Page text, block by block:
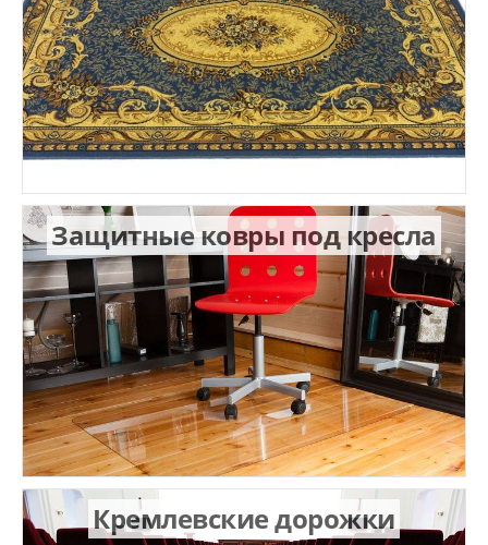
Защитные ковры под кресла
Кремлевские дорожки